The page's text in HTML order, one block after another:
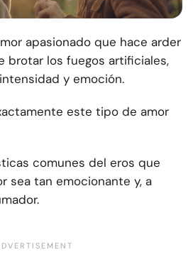
apasionado que hace arder
brotar los fuegos artificiales,
y emoción.
este tipo de amor
comunes del eros que
sea tan emocionante y, a